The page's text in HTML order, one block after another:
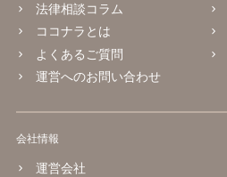
法律相談コラム
ココナラとは
よくあるご質問
運営へのお問い合わせ
会社情報
運営会社